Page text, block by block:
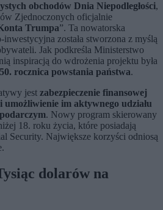
obchodów Dnia Niepodległości,
Zjednoczonych oficjalnie
Trumpa”. Ta nowatorska
została stworzona z myślą
Jak podkreśla Ministerstwo
inspiracją do wdrożenia projektu była
rocznica powstania państwa.
jest zabezpieczenie finansowej
umożliwienie im aktywnego udziału
. Nowy program skierowany
18. roku życia, które posiadają
Security. Największe korzyści odniosą
dolarów na